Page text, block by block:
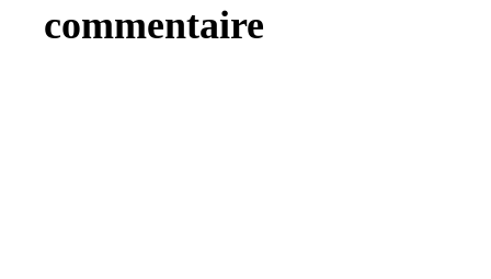
commentaire